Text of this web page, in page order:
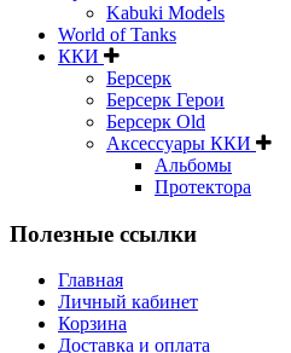
Kabuki Models
World of Tanks
ККИ
Берсерк
Берсерк Герои
Берсерк Old
Аксессуары ККИ
Альбомы
Протектора
Полезные ссылки
Главная
Личный кабинет
Корзина
Доставка и оплата